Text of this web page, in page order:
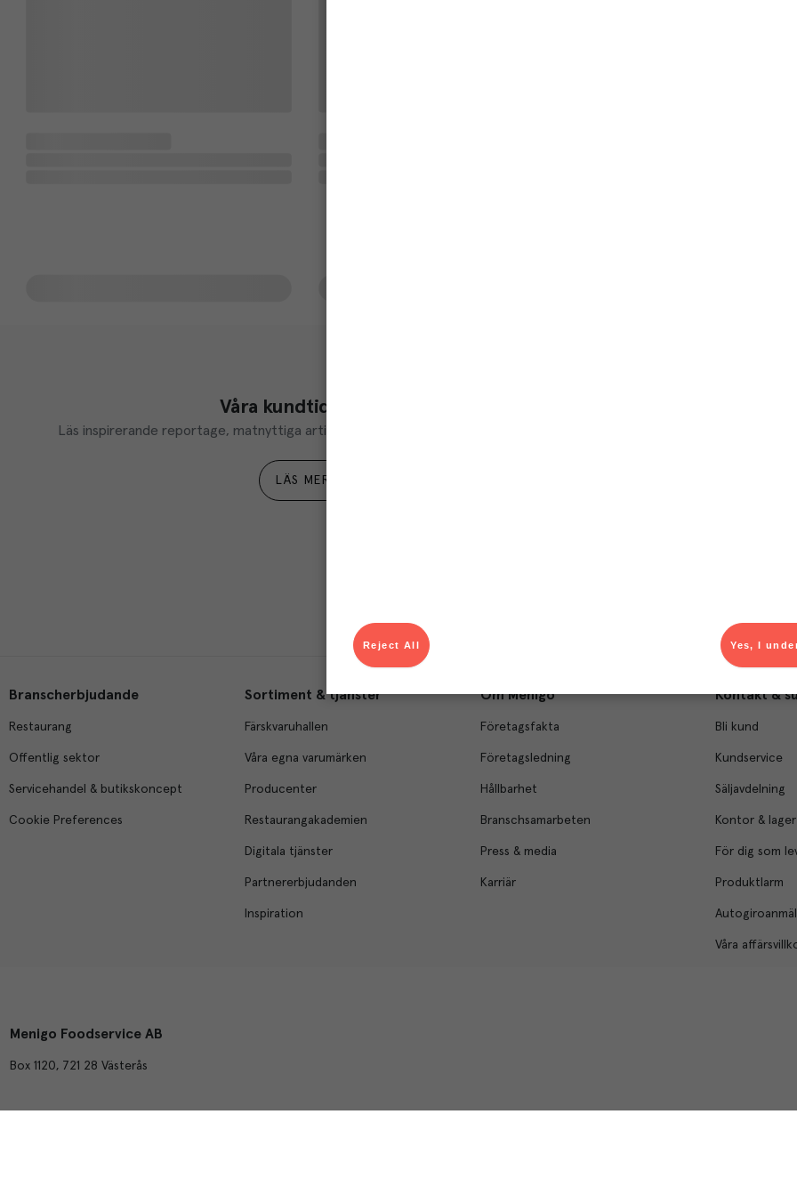
Våra kundtidningar
Läs inspirerande reportage, matnyttiga artiklar och ta del av aktuella kampanjer.
LÄS MER
Du som är Menigo-
Branscherbjudande
Restaurang
Offentlig sektor
Servicehandel & butikskoncept
Cookie Preferences
Sortiment & tjänster
Färskvaruhallen
Våra egna varumärken
Producenter
Restaurangakademien
Digitala tjänster
Partnererbjudanden
Inspiration
Om Menigo
Företagsfakta
Företagsledning
Hållbarhet
Branschsamarbeten
Press & media
Karriär
Kontakt &
Bli kund
Kundservice
Säljavdelning
Kontor & lager
För dig som
Produktlarm
Våra
Menigo Foodservice AB
Box 1120, 721 28 Västerås
Yes, I
Reject All